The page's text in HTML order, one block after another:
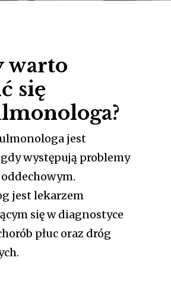
warto
się
jest
występują problemy
jest lekarzem
się w diagnostyce
płuc oraz dróg